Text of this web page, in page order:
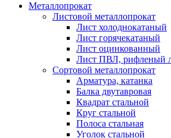
Металлопрокат
Листовой металлопрокат
Лист холоднокатаный
Лист горячекатаный
Лист оцинкованный
Лист ПВЛ, рифленый
Сортовой металлопрокат
Арматура, катанка
Балка двутавровая
Квадрат стальной
Круг стальной
Полоса стальная
Уголок стальной